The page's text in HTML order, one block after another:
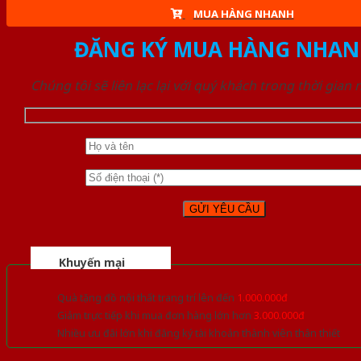
MUA HÀNG NHANH
ĐĂNG KÝ MUA HÀNG
Chúng tôi sẽ liên lạc lại với quý khách trong thời gian
Khuyến mại
Quà tặng đồ nội thất trang trí lên đến 1.000.000đ
Giảm trực tiếp khi mua đơn hàng lớn hơn 3.000.000đ
Nhiều ưu đãi lớn khi đăng ký tài khoản thành viên thân thiết